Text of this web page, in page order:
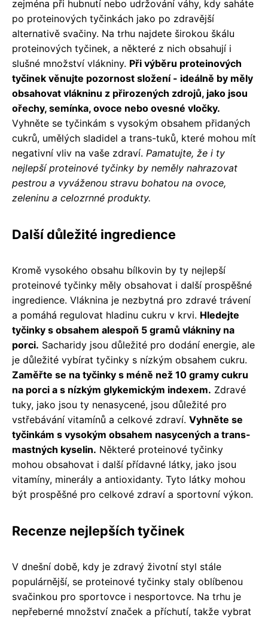
zejména při hubnutí nebo udržování váhy, kdy saháte
po proteinových tyčinkách jako po zdravější
alternativě svačiny. Na trhu najdete širokou škálu
proteinových tyčinek, a některé z nich obsahují i
slušné množství vlákniny. Při výběru proteinových
tyčinek věnujte pozornost složení - ideálně by měly
obsahovat vlákninu z přirozených zdrojů, jako jsou
ořechy, semínka, ovoce nebo ovesné vločky.
Vyhněte se tyčinkám s vysokým obsahem přidaných
cukrů, umělých sladidel a trans-tuků, které mohou mít
negativní vliv na vaše zdraví. Pamatujte, že i ty
nejlepší proteinové tyčinky by neměly nahrazovat
pestrou a vyváženou stravu bohatou na ovoce,
zeleninu a celozrnné produkty.
Další důležité ingredience
Kromě vysokého obsahu bílkovin by ty nejlepší
proteinové tyčinky měly obsahovat i další prospěšné
ingredience. Vláknina je nezbytná pro zdravé trávení
a pomáhá regulovat hladinu cukru v krvi. Hledejte
tyčinky s obsahem alespoň 5 gramů vlákniny na
porci. Sacharidy jsou důležité pro dodání energie, ale
je důležité vybírat tyčinky s nízkým obsahem cukru.
Zaměřte se na tyčinky s méně než 10 gramy cukru
na porci a s nízkým glykemickým indexem. Zdravé
tuky, jako jsou ty nenasycené, jsou důležité pro
vstřebávání vitamínů a celkové zdraví. Vyhněte se
tyčinkám s vysokým obsahem nasycených a trans-
mastných kyselin. Některé proteinové tyčinky
mohou obsahovat i další přídavné látky, jako jsou
vitamíny, minerály a antioxidanty. Tyto látky mohou
být prospěšné pro celkové zdraví a sportovní výkon.
Recenze nejlepších tyčinek
V dnešní době, kdy je zdravý životní styl stále
populárnější, se proteinové tyčinky staly oblíbenou
svačinkou pro sportovce i nesportovce. Na trhu je
nepřeberné množství značek a příchutí, takže vybrat